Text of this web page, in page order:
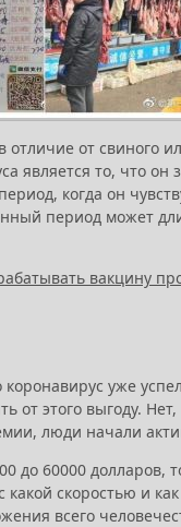
от свиного
является то, что
когда он
период может
вакцину
уже
этого выгоду.
люди начали
60000 долларов,
скоростью и
всего